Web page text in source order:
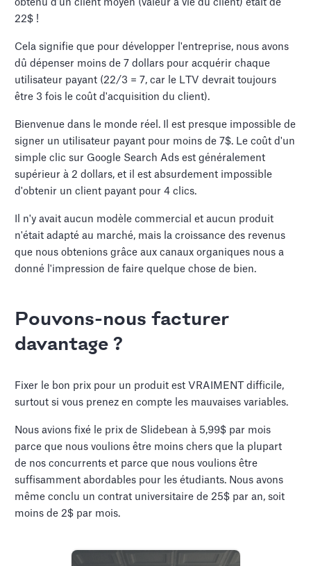
obtenu d'un client moyen (valeur à vie du client) était de
22$ !
Cela signifie que pour développer l'entreprise, nous avons
dû dépenser moins de 7 dollars pour acquérir chaque
utilisateur payant (22/3 = 7, car le LTV devrait toujours
être 3 fois le coût d'acquisition du client).
Bienvenue dans le monde réel. Il est presque impossible de
signer un utilisateur payant pour moins de 7$. Le coût d'un
simple clic sur Google Search Ads est généralement
supérieur à 2 dollars, et il est absurdement impossible
d'obtenir un client payant pour 4 clics.
Il n'y avait aucun modèle commercial et aucun produit
n'était adapté au marché, mais la croissance des revenus
que nous obtenions grâce aux canaux organiques nous a
donné l'impression de faire quelque chose de bien.
Pouvons-nous facturer
davantage ?
Fixer le bon prix pour un produit est VRAIMENT difficile,
surtout si vous prenez en compte les mauvaises variables.
Nous avions fixé le prix de Slidebean à 5,99$ par mois
parce que nous voulions être moins chers que la plupart
de nos concurrents et parce que nous voulions être
suffisamment abordables pour les étudiants. Nous avons
même conclu un contrat universitaire de 25$ par an, soit
moins de 2$ par mois.